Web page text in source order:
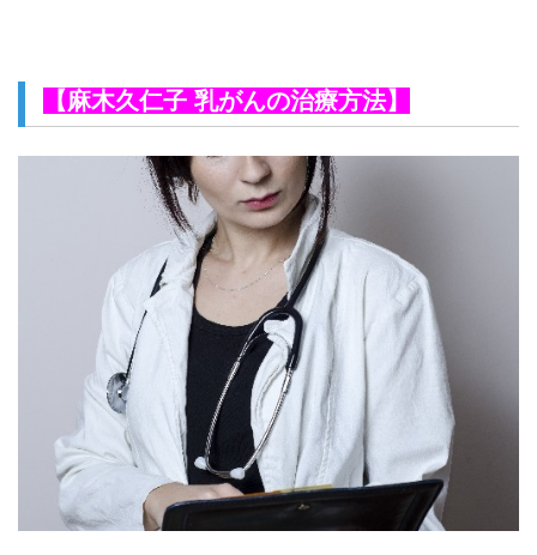
【麻木久仁子 乳がんの治療方法】